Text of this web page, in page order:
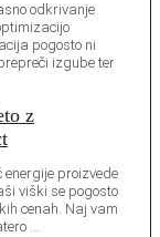
odkrivanje
pogosto ni
izgube ter
z
energije proizvede
viški se pogosto
cenah. Naj vam
…